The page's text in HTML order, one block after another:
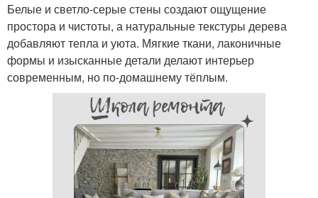
Белые и светло-серые стены создают ощущение
простора и чистоты, а натуральные текстуры дерева
добавляют тепла и уюта. Мягкие ткани, лаконичные
формы и изысканные детали делают интерьер
современным, но по-домашнему тёплым.